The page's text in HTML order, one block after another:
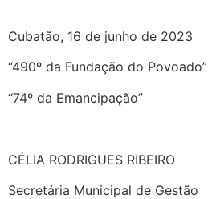
Cubatão, 16 de junho de 2023
“490º da Fundação do Povoado”
“74º da Emancipação”
CÉLIA RODRIGUES RIBEIRO
Secretária Municipal de Gestão